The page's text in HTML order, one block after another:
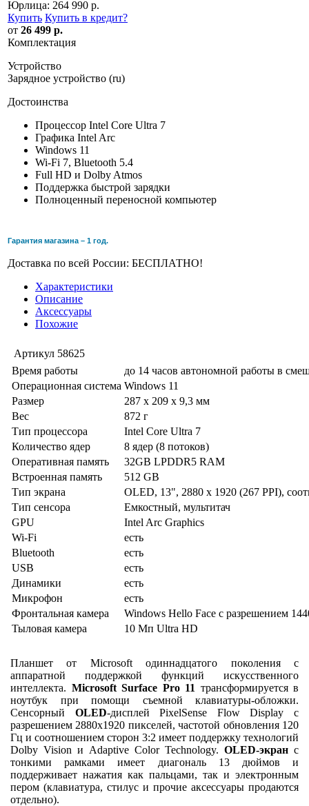
Юрлица: 264 990 р.
Купить Купить в кредит?
от 26 499 р.
Комплектация
Устройство
Зарядное устройство (ru)
Достоинства
Процессор Intel Core Ultra 7
Графика Intel Arc
Windows 11
Wi-Fi 7, Bluetooth 5.4
Full HD и Dolby Atmos
Поддержка быстрой зарядки
Полноценный переносной компьютер
Гарантия магазина – 1 год.
Доставка по всей России: БЕСПЛАТНО!
Характеристики
Описание
Аксессуары
Похожие
Артикул 58625
Время работы
до 14 часов автономной работы в
Операционная система Windows 11
Размер
287 x 209 x 9,3 мм
Вес
872 г
Тип процессора
Intel Core Ultra 7
Количество ядер
8 ядер (8 потоков)
Оперативная память
32GB LPDDR5 RAM
Встроенная память
512 GB
Тип экрана
OLED, 13", 2880 x 1920 (267 PPI),
Тип сенсора
Емкостный, мультитач
GPU
Intel Arc Graphics
Wi-Fi
есть
Bluetooth
есть
USB
есть
Динамики
есть
Микрофон
есть
Фронтальная камера
Windows Hello Face с разрешением
Тыловая камера
10 Мп Ultra HD
Планшет от Microsoft одиннадцатого поколения с
аппаратной поддержкой функций искусственного
интеллекта. Microsoft Surface Pro 11 трансформируется в
ноутбук при помощи съемной клавиатуры-обложки.
Сенсорный OLED-дисплей PixelSense Flow Display с
разрешением 2880x1920 пикселей, частотой обновления 120
Гц и соотношением сторон 3:2 имеет поддержку технологий
Dolby Vision и Adaptive Color Technology. OLED-экран с
тонкими рамками имеет диагональ 13 дюймов и
поддерживает нажатия как пальцами, так и электронным
пером (клавиатура, стилус и прочие аксессуары продаются
отдельно).